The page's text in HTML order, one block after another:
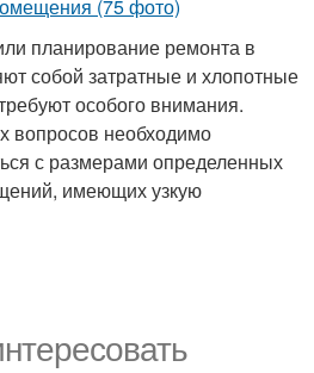
планирование ремонта в
собой затратные и хлопотные
особого внимания.
вопросов необходимо
с размерами определенных
имеющих узкую